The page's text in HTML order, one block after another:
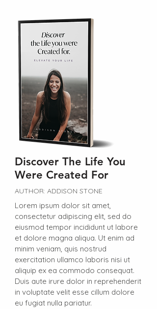
Discover The Life You
Were Created For
AUTHOR: ADDISON STONE
Lorem ipsum dolor sit amet,
consectetur adipiscing elit, sed do
eiusmod tempor incididunt ut labore
et dolore magna aliqua. Ut enim ad
minim veniam, quis nostrud
exercitation ullamco laboris nisi ut
aliquip ex ea commodo consequat.
Duis aute irure dolor in reprehenderit
in voluptate velit esse cillum dolore
eu fugiat nulla pariatur.